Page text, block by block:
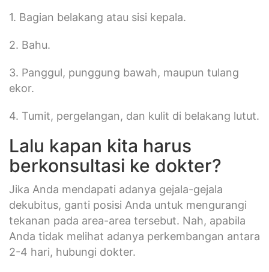
1. Bagian belakang atau sisi kepala.
2. Bahu.
3. Panggul, punggung bawah, maupun tulang
ekor.
4. Tumit, pergelangan, dan kulit di belakang lutut.
Lalu kapan kita harus
berkonsultasi ke dokter?
Jika Anda mendapati adanya gejala-gejala
dekubitus, ganti posisi Anda untuk mengurangi
tekanan pada area-area tersebut. Nah, apabila
Anda tidak melihat adanya perkembangan antara
2-4 hari, hubungi dokter.